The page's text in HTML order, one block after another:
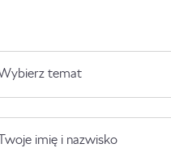
temat
imię i nazwisko